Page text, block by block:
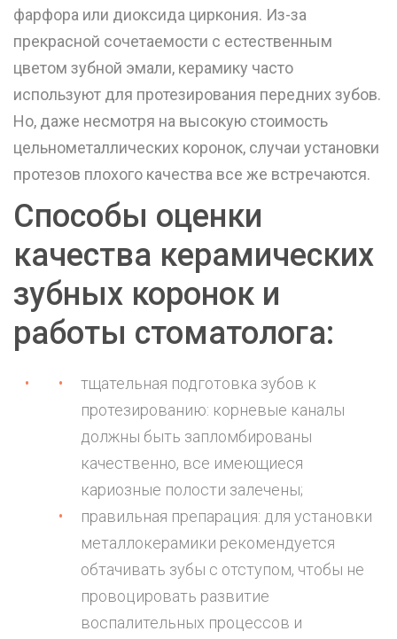
фарфора или диоксида циркония. Из-за
прекрасной сочетаемости с естественным
цветом зубной эмали, керамику часто
используют для протезирования передних зубов.
Но, даже несмотря на высокую стоимость
цельнометаллических коронок, случаи установки
протезов плохого качества все же встречаются.
Способы оценки
качества керамических
зубных коронок и
работы стоматолога:
тщательная подготовка зубов к
протезированию: корневые каналы
должны быть запломбированы
качественно, все имеющиеся
кариозные полости залечены;
правильная препарация: для установки
металлокерамики рекомендуется
обтачивать зубы с отступом, чтобы не
провоцировать развитие
воспалительных процессов и